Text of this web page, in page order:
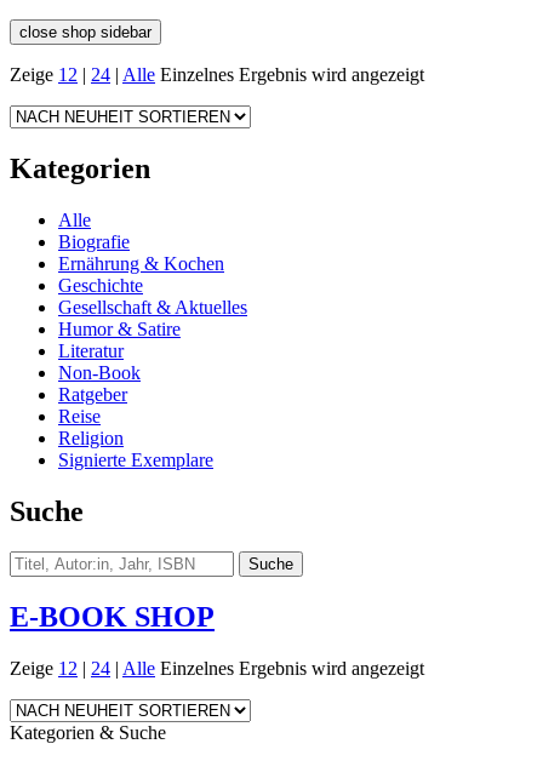
close shop sidebar
Zeige 12 | 24 | Alle Einzelnes Ergebnis wird angezeigt
Kategorien
Alle
Biografie
Ernährung & Kochen
Geschichte
Gesellschaft & Aktuelles
Humor & Satire
Literatur
Non-Book
Ratgeber
Reise
Religion
Signierte Exemplare
Suche
E-BOOK SHOP
Zeige 12 | 24 | Alle Einzelnes Ergebnis wird angezeigt
Kategorien & Suche